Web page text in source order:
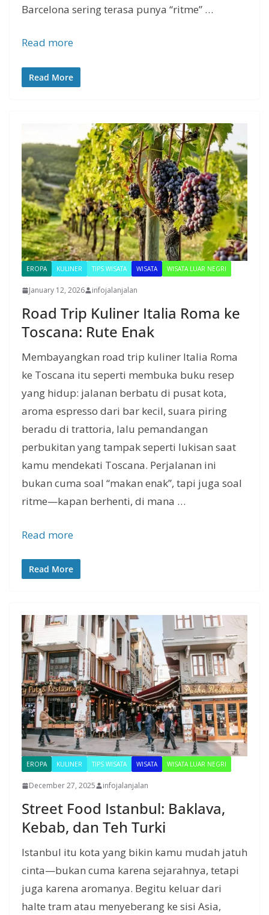
Barcelona sering terasa punya “ritme” …
Read more
Read More
EROPA KULINER TIPS WISATA WISATA WISATA LUAR NEGRI
January 12, 2026 infojalanjalan
Road Trip Kuliner Italia Roma ke
Toscana: Rute Enak
Membayangkan road trip kuliner Italia Roma
ke Toscana itu seperti membuka buku resep
yang hidup: jalanan berbatu di pusat kota,
aroma espresso dari bar kecil, suara piring
beradu di trattoria, lalu pemandangan
perbukitan yang tampak seperti lukisan saat
kamu mendekati Toscana. Perjalanan ini
bukan cuma soal “makan enak”, tapi juga soal
ritme—kapan berhenti, di mana …
Read more
Read More
EROPA KULINER TIPS WISATA WISATA WISATA LUAR NEGRI
December 27, 2025 infojalanjalan
Street Food Istanbul: Baklava,
Kebab, dan Teh Turki
Istanbul itu kota yang bikin kamu mudah jatuh
cinta—bukan cuma karena sejarahnya, tetapi
juga karena aromanya. Begitu keluar dari
halte tram atau menyeberang ke sisi Asia,